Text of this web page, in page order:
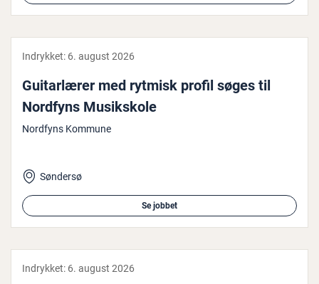
Indrykket: 6. august 2026
Gu­i­tar­læ­rer med rytmisk profil søges til
Nordfyns Mu­siks­ko­le
Nordfyns Kommune
Søndersø
Se jobbet
Indrykket: 6. august 2026